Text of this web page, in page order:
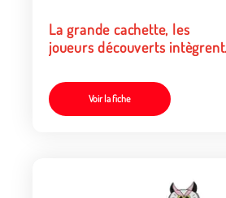
La grande cachette, les
joueurs découverts intègrent
Voir la fiche